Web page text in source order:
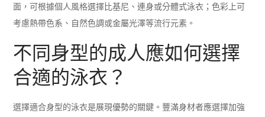
面，可根據個人風格選擇比基尼、連身或分體式泳衣；色彩上可
考慮熱帶色系、自然色調或金屬光澤等流行元素。
不同身型的成人應如何選擇
合適的泳衣？
選擇適合身型的泳衣是展現優勢的關鍵。豐滿身材者應選擇加強